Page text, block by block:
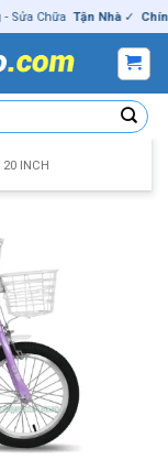
Chữa Tận Nhà ✓ Chính
20 INCH